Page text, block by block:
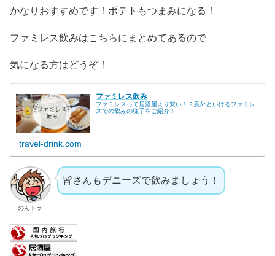
かなりおすすめです！ポテトもつまみになる！
ファミレス飲みはこちらにまとめてあるので
気になる方はどうぞ！
ファミレス飲み
ファミレスって居酒屋より安い！？意外といけるファミレ
スでの飲みの様子をご紹介！
travel-drink.com
のんトラ
皆さんもデニーズで飲みましょう！